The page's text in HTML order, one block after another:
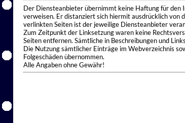
Der Diensteanbieter übernimmt keine Haftung für den
verweisen. Er distanziert sich hiermit ausdrücklich von
verlinkten Seiten ist der jeweilige Diensteanbieter
Zum Zeitpunkt der Linksetzung waren keine
Seiten entfernen. Sämtliche in Beschreibungen und
Die Nutzung sämtlicher Einträge im Webverzeichnis
Folgeschäden übernommen.
Alle Angaben ohne Gewähr!